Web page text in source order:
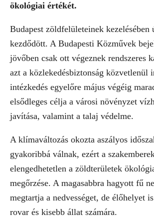
ökológiai értékét.
Budapest zöldfelületeinek kezelésében
kezdődött. A Budapesti Közművek
jövőben csak ott végeznek rendszeres
azt a közlekedésbiztonság közvetlenül
intézkedés egyelőre május végéig
elsődleges célja a városi növényzet
javítása, valamint a talaj védelme.
A klímaváltozás okozta aszályos
gyakoribbá válnak, ezért a
elengedhetetlen a zöldterületek
megőrzése. A magasabbra hagyott fű
megtartja a nedvességet, de élőhelyet
rovar és kisebb állat számára.